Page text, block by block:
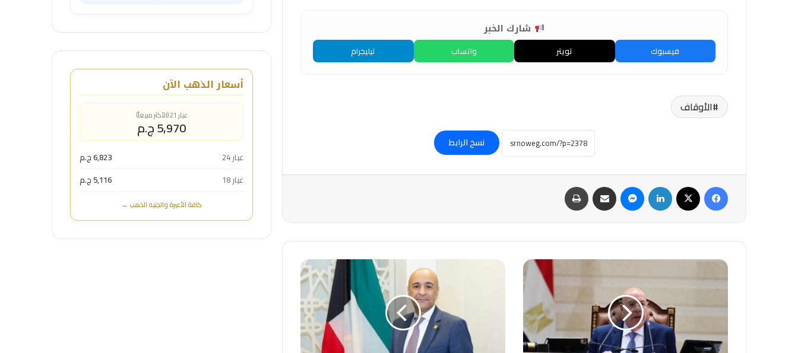
شارك الخبر
فيسبوك تويتر واتساب تيليجرام
الأوقاف
نسخ الرابط
فيسبوك لينكدإن ماسنجر مشاركة عبر البريد
إحال
مشروع
للجان
بمجلس
الأمين
والمخططات
أسعار الذهب الآن
عيار 21 (الأكثر مبيعاً)
5,970 ج.م
عيار 24
6,823 ج.م
عيار 18
5,116 ج.م
كافة الأعيرة والجنيه الذهب ←